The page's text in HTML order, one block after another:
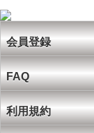
会員登録
FAQ
利用規約